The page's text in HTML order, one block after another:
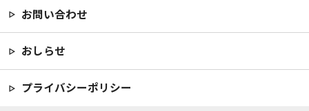
お問い合わせ
おしらせ
プライバシーポリシー